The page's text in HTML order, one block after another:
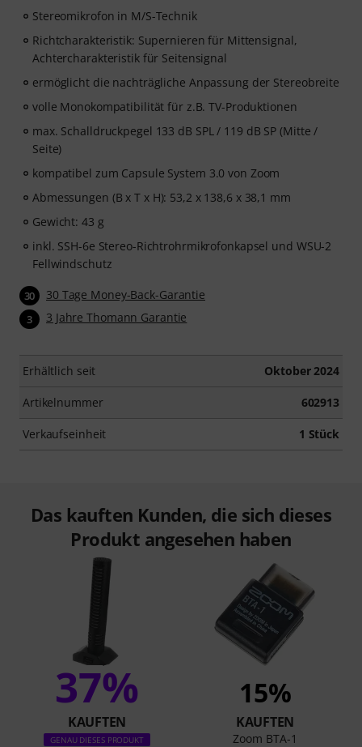
Stereomikrofon in M/S-Technik
Richtcharakteristik: Supernieren für Mittensignal,
Achtercharakteristik für Seitensignal
ermöglicht die nachträgliche Anpassung der Stereobreite
volle Monokompatibilität für z.B. TV-Produktionen
max. Schalldruckpegel 133 dB SPL / 119 dB SP (Mitte /
Seite)
kompatibel zum Capsule System 3.0 von Zoom
Abmessungen (B x T x H): 53,2 x 138,6 x 38,1 mm
Gewicht: 43 g
inkl. SSH-6e Stereo-Richtrohrmikrofonkapsel und WSU-2
Fellwindschutz
30 30 Tage Money-Back-Garantie
3 3 Jahre Thomann Garantie
Erhältlich seit Oktober 2024
Artikelnummer 602913
Verkaufseinheit 1 Stück
Das kauften Kunden, die sich dieses
Produkt angesehen haben
37%
KAUFTEN
GENAU DIESES PRODUKT
15%
KAUFTEN
Zoom BTA-1